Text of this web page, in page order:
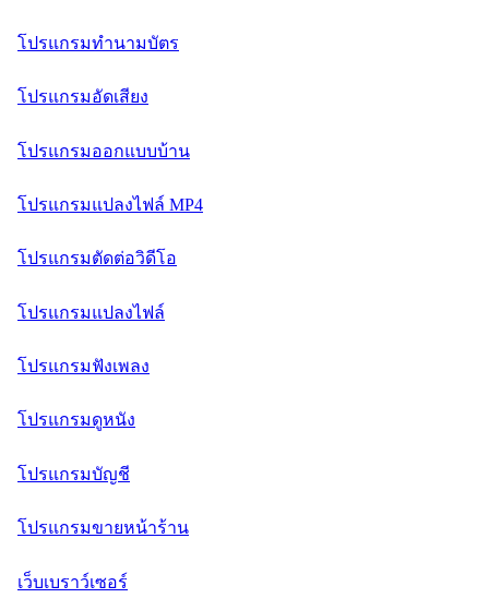
โปรแกรมทำนามบัตร
โปรแกรมอัดเสียง
โปรแกรมออกแบบบ้าน
โปรแกรมแปลงไฟล์ MP4
โปรแกรมตัดต่อวิดีโอ
โปรแกรมแปลงไฟล์
โปรแกรมฟังเพลง
โปรแกรมดูหนัง
โปรแกรมบัญชี
โปรแกรมขายหน้าร้าน
เว็บเบราว์เซอร์